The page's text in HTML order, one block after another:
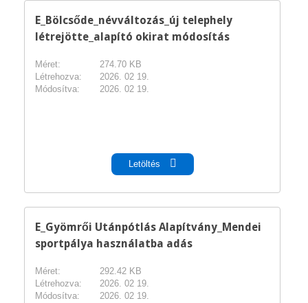
E_Bölcsőde_névváltozás_új telephely
létrejötte_alapító okirat módosítás
Méret:
274.70 KB
Létrehozva:
2026. 02 19.
Módosítva:
2026. 02 19.
Letöltés
E_Gyömrői Utánpótlás Alapítvány_Mendei
sportpálya használatba adás
Méret:
292.42 KB
Létrehozva:
2026. 02 19.
Módosítva:
2026. 02 19.